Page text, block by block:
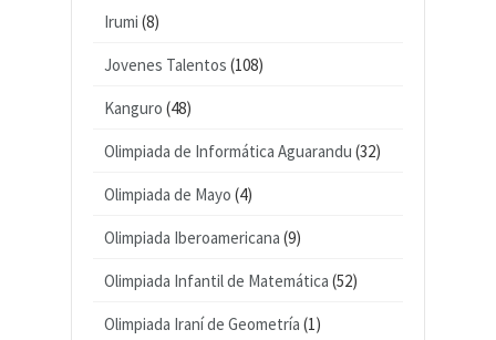
Irumi (8)
Jovenes Talentos (108)
Kanguro (48)
Olimpiada de Informática Aguarandu (32)
Olimpiada de Mayo (4)
Olimpiada Iberoamericana (9)
Olimpiada Infantil de Matemática (52)
Olimpiada Iraní de Geometría (1)